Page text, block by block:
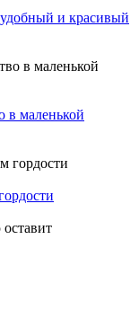
удобный и красивый
в маленькой